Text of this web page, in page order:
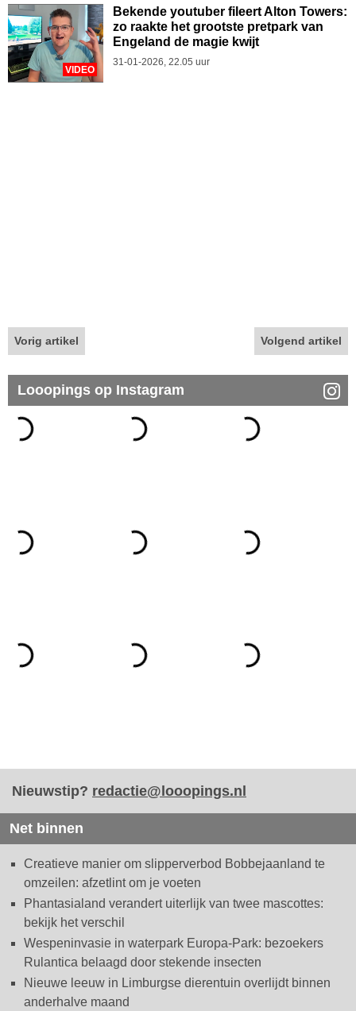
VIDEO
Bekende youtuber fileert Alton Towers:
zo raakte het grootste pretpark van
Engeland de magie kwijt
31-01-2026, 22.05 uur
Vorig artikel Volgend artikel
Looopings op Instagram
Nieuwstip? redactie@looopings.nl
Net binnen
Creatieve manier om slipperverbod Bobbejaanland te
omzeilen: afzetlint om je voeten
Phantasialand verandert uiterlijk van twee mascottes:
bekijk het verschil
Wespeninvasie in waterpark Europa-Park: bezoekers
Rulantica belaagd door stekende insecten
Nieuwe leeuw in Limburgse dierentuin overlijdt binnen
anderhalve maand